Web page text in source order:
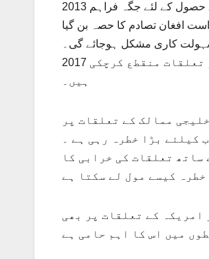
2013 میں دوحہ میں افغان طالبان کے سیاسی دفتر کھولنے کا مقصد طالبان کو اپنے سیاسی مقاصد کے حصول کے لئے جگہ فراہم
افغان تصادم کا حصہ بن گیا
سہولت کاری مشکل ہوجائے گی۔
2017 میں کئی خلیجی ممالک حماس ،اخوان المسلموں جیسے جماعتوں کے ساتھ روابط پر تعلقات منقطع کرچکی
ہیں۔
ممالک کے تعلقات پر
کیلئے بڑا خطرہ رہی ہے ۔
تعلقات کی خرابی کا
خطرہ کیسے مول لے سکتا ہے
امریکہ کے تعلقات پر بھی
میں اس کا اہم حامی ہے